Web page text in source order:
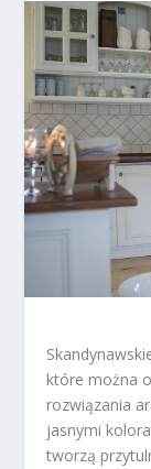
które można
rozwiązania
jasnymi
tworzą